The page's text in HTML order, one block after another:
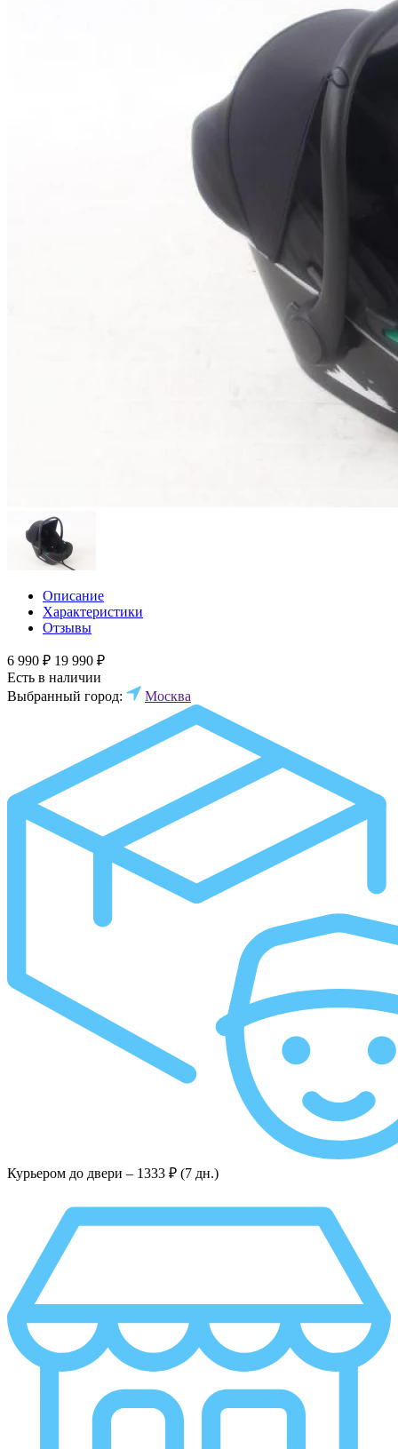
Описание
Характеристики
Отзывы
6 990 ₽ 19 990 ₽
Есть в наличии
Выбранный город:
Москва
Курьером до двери – 1333 ₽ (7 дн.)